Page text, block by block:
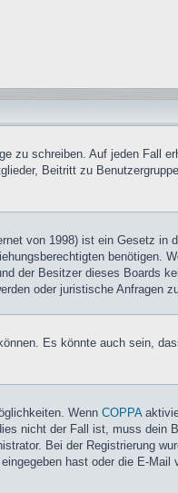
zu schreiben. Auf jeden Fall
Beitritt zu
von 1998) ist ein Gesetz
benötigen.
der Besitzer dieses Boards
oder juristische Anfragen
Es könnte auch sein,
Wenn COPPA
nicht der Fall ist, muss dein
Bei der Registrierung
hast oder die E-